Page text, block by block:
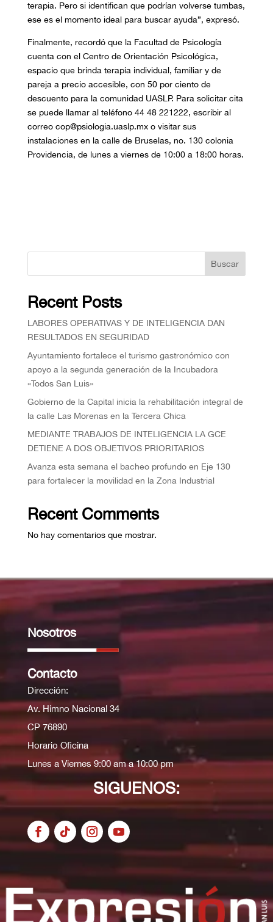
terapia. Pero si identifican que podrían volverse tumbas,
ese es el momento ideal para buscar ayuda”, expresó.
Finalmente, recordó que la Facultad de Psicología
cuenta con el Centro de Orientación Psicológica,
espacio que brinda terapia individual, familiar y de
pareja a precio accesible, con 50 por ciento de
descuento para la comunidad UASLP. Para solicitar cita
se puede llamar al teléfono 44 48 221222, escribir al
correo cop@psiologia.uaslp.mx o visitar sus
instalaciones en la calle de Bruselas, no. 130 colonia
Providencia, de lunes a viernes de 10:00 a 18:00 horas.
Buscar
Recent Posts
⁠LABORES OPERATIVAS Y DE INTELIGENCIA DAN
RESULTADOS EN SEGURIDAD
Ayuntamiento fortalece el turismo gastronómico con
apoyo a la segunda generación de la Incubadora
«Todos San Luis»
Gobierno de la Capital inicia la rehabilitación integral de
la calle Las Morenas en la Tercera Chica
MEDIANTE TRABAJOS DE INTELIGENCIA LA GCE
DETIENE A DOS OBJETIVOS PRIORITARIOS
Avanza esta semana el bacheo profundo en Eje 130
para fortalecer la movilidad en la Zona Industrial
Recent Comments
No hay comentarios que mostrar.
Nosotros
Contacto
Dirección:
Av. Himno Nacional 34
CP 76890
Horario Oficina
Lunes a Viernes 9:00 am a 10:00 pm
SIGUENOS: